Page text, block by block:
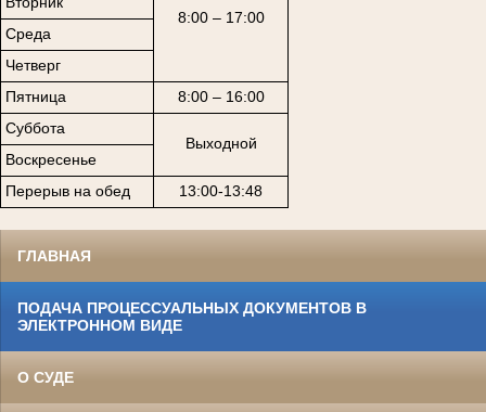
8:00 – 17:00
Среда
Четверг
Пятница
8:00 – 16:00
Суббота
Выходной
Воскресенье
Перерыв на обед
13:00-13:48
ГЛАВНАЯ
ПОДАЧА ПРОЦЕССУАЛЬНЫХ ДОКУМЕНТОВ В
ЭЛЕКТРОННОМ ВИДЕ
О СУДЕ